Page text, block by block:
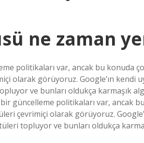
ne zaman
politikaları var, ancak bu konuda
olarak görüyoruz. Google’ın kendi
ve bunları oldukça karmaşık
güncelleme politikaları var, ancak
çevrimiçi olarak görüyoruz.
topluyor ve bunları oldukça